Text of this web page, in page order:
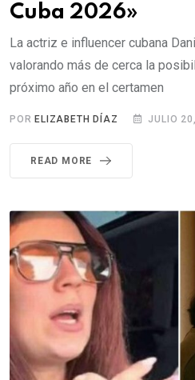
Cuba 2026»
La actriz e influencer cubana
valorando más de cerca la
próximo año en el certamen
PORELIZABETH DÍAZ JULIO
READ MORE